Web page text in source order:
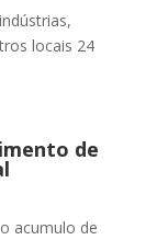
locais 24
de
acumulo de